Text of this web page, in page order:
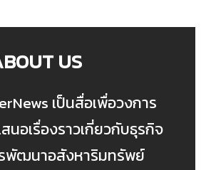
US
เป็นสื่อเพื่อวงการ
นอเรื่องราวเกี่ยวกับธุรกิจ
พัฒนาอสังหาริมทรัพย์